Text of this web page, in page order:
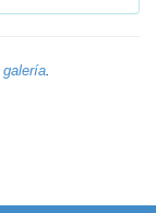
galería.